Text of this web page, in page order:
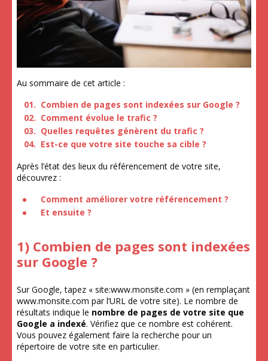
Au sommaire de cet article :
Combien de pages sont indexées sur Google ?
Comment évolue le trafic ?
Quelles requêtes génèrent du trafic ?
Est-ce que votre site touche sa cible ?
Après l’état des lieux du référencement de votre site,
découvrez :
Comment améliorer votre référencement ?
Et ensuite ?
1) Combien de pages sont indexées
sur Google ?
Sur Google, tapez « site:www.monsite.com » (en remplaçant
www.monsite.com par l’URL de votre site). Le nombre de
résultats indique le nombre de pages de votre site que
Google a indexé. Vérifiez que ce nombre est cohérent.
Vous pouvez également faire la recherche pour un
répertoire de votre site en particulier.